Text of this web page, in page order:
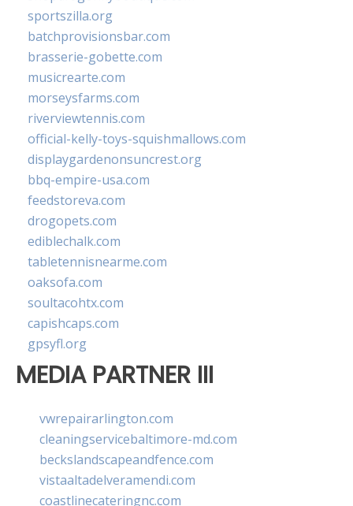
sportszilla.org
batchprovisionsbar.com
brasserie-gobette.com
musicrearte.com
morseysfarms.com
riverviewtennis.com
official-kelly-toys-squishmallows.com
displaygardenonsuncrest.org
bbq-empire-usa.com
feedstoreva.com
drogopets.com
ediblechalk.com
tabletennisnearme.com
oaksofa.com
soultacohtx.com
capishcaps.com
gpsyfl.org
MEDIA PARTNER III
vwrepairarlington.com
cleaningservicebaltimore-md.com
beckslandscapeandfence.com
vistaaltadelveramendi.com
coastlinecateringnc.com